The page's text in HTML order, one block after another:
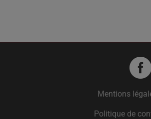
Mentions
Politique de